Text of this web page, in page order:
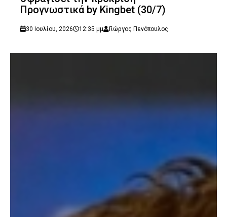
Προγνωστικά by Kingbet (30/7)
30 Ιουλίου, 2026 12:35 μμ Γιώργος Πενόπουλος